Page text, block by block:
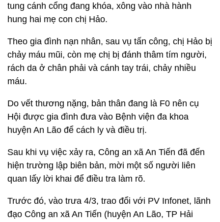
tung cánh cổng đang khóa, xông vào nhà hành
hung hai mẹ con chị Hảo.
Theo gia đình nạn nhân, sau vụ tấn công, chị Hảo bị
chảy máu mũi, còn mẹ chị bị đánh thâm tím người,
rách da ở chân phải và cánh tay trái, chảy nhiều
máu.
Do vết thương nặng, bản thân đang là F0 nên cụ
Hội được gia đình đưa vào Bệnh viện đa khoa
huyện An Lão để cách ly và điều trị.
Sau khi vụ việc xảy ra, Công an xã An Tiến đã đến
hiện trường lập biên bản, mời một số người liên
quan lấy lời khai để điều tra làm rõ.
Trước đó, vào trưa 4/3, trao đổi với PV Infonet, lãnh
đạo Công an xã An Tiến (huyện An Lão, TP Hải